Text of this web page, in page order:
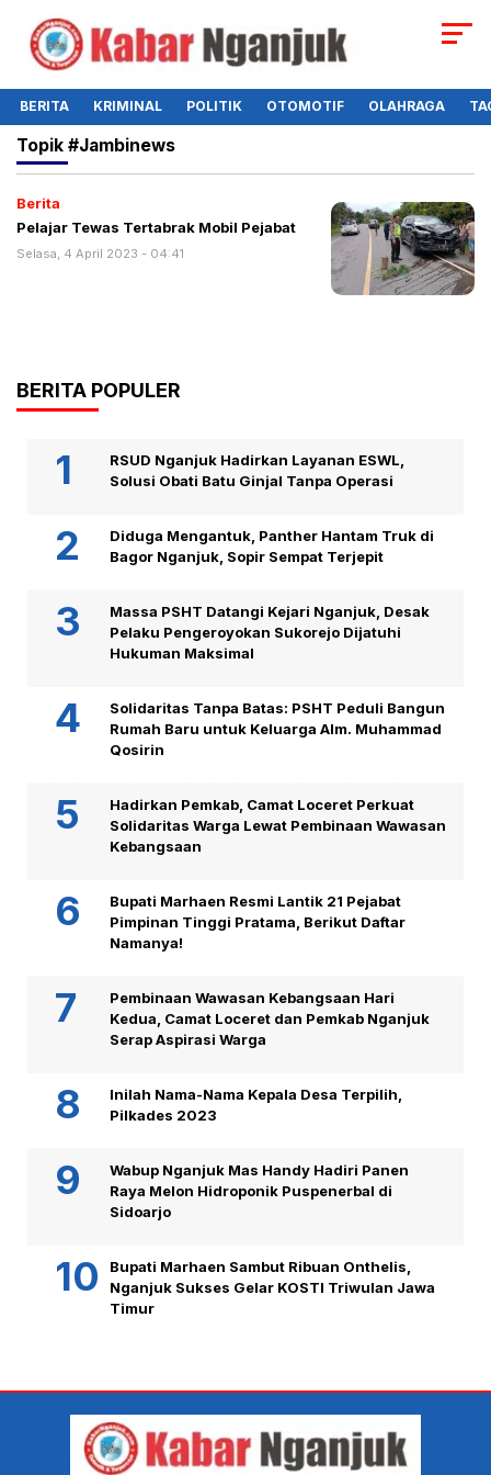
BERITA KRIMINAL POLITIK OTOMOTIF OLAHRAGA
Topik #jambinews
Berita
Pelajar Tewas Tertabrak Mobil Pejabat
Selasa, 4 April 2023 - 04:41
BERITA POPULER
RSUD Nganjuk Hadirkan Layanan ESWL,
Solusi Obati Batu Ginjal Tanpa Operasi
Diduga Mengantuk, Panther Hantam Truk di
Bagor Nganjuk, Sopir Sempat Terjepit
Massa PSHT Datangi Kejari Nganjuk, Desak
Pelaku Pengeroyokan Sukorejo Dijatuhi
Hukuman Maksimal
Solidaritas Tanpa Batas: PSHT Peduli Bangun
Rumah Baru untuk Keluarga Alm. Muhammad
Qosirin
Hadirkan Pemkab, Camat Loceret Perkuat
Solidaritas Warga Lewat Pembinaan Wawasan
Kebangsaan
Bupati Marhaen Resmi Lantik 21 Pejabat
Pimpinan Tinggi Pratama, Berikut Daftar
Namanya!
Pembinaan Wawasan Kebangsaan Hari
Kedua, Camat Loceret dan Pemkab Nganjuk
Serap Aspirasi Warga
Inilah Nama-Nama Kepala Desa Terpilih,
Pilkades 2023
Wabup Nganjuk Mas Handy Hadiri Panen
Raya Melon Hidroponik Puspenerbal di
Sidoarjo
Bupati Marhaen Sambut Ribuan Onthelis,
Nganjuk Sukses Gelar KOSTI Triwulan Jawa
Timur